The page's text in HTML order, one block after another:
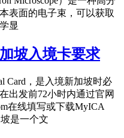
表面的电子束，可以获取
显
坡入境卡要求
Card，是入境新加坡时必
出发前72小时内通过官网
在线填写或下载MyICA
是一个文